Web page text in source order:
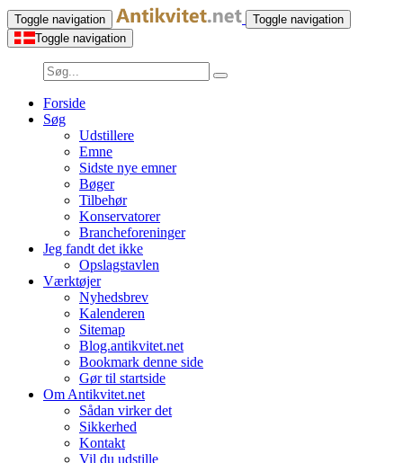
Toggle navigation
Toggle navigation
Toggle navigation
Forside
Søg
Udstillere
Emne
Sidste nye emner
Bøger
Tilbehør
Konservatorer
Brancheforeninger
Jeg fandt det ikke
Opslagstavlen
Værktøjer
Nyhedsbrev
Kalenderen
Sitemap
Blog.antikvitet.net
Bookmark denne side
Gør til startside
Om Antikvitet.net
Sådan virker det
Sikkerhed
Kontakt
Vil du udstille